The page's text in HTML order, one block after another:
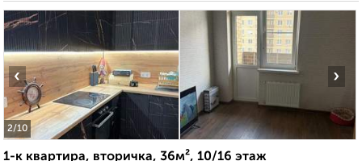
2/10
‹ ›
1-к квартира, вторичка, 36м², 10/16 этаж